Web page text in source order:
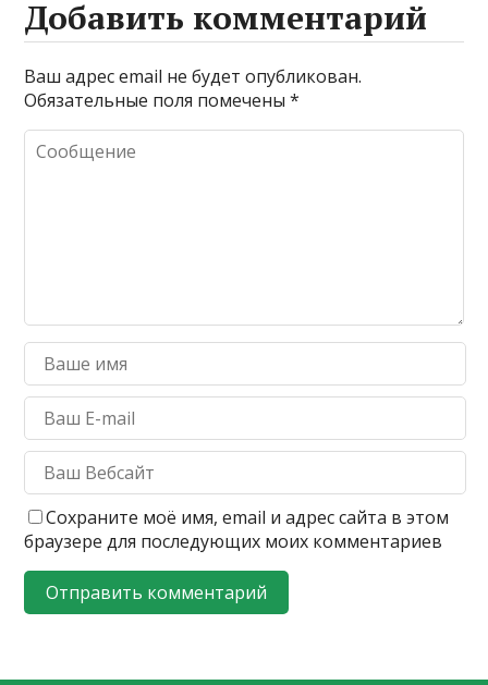
Добавить комментарий
Ваш адрес email не будет опубликован.
Обязательные поля помечены*
Сохраните моё имя, email и адрес сайта в этом
браузере для последующих моих комментариев